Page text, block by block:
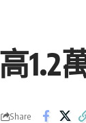
1.2
Share